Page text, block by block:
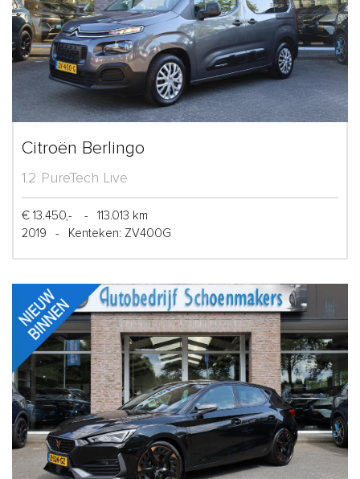
Citroën Berlingo
1.2 PureTech Live
€ 13.450,- -
113.013 km
2019
- Kenteken: ZV400G